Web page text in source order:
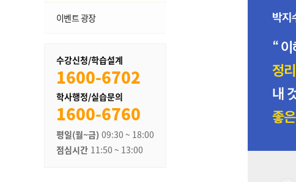
이벤트 광장
수강신청/학습설계
1600-6702
학사행정/실습문의
1600-6760
평일(월~금) 09:30 ~ 18:00
점심시간 11:50 ~ 13:00